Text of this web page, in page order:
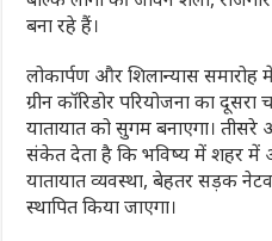
बना रहे हैं।
लोकार्पण और शिलान्यास समारोह
ग्रीन कॉरिडोर परियोजना का
यातायात को सुगम बनाएगा।
संकेत देता है कि भविष्य में शहर
यातायात व्यवस्था, बेहतर सड़क
स्थापित किया जाएगा।